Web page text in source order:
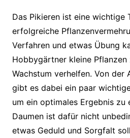
Das Pikieren ist eine wichtige
erfolgreiche
Verfahren und etwas Übung
Hobbygärtner kleine Pflanzen
Wachstum verhelfen. Von der
gibt es dabei ein paar
um ein optimales Ergebnis zu
Daumen ist dafür nicht
etwas Geduld und Sorgfalt